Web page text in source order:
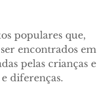
populares que,
encontrados em
pelas crianças e
diferenças.